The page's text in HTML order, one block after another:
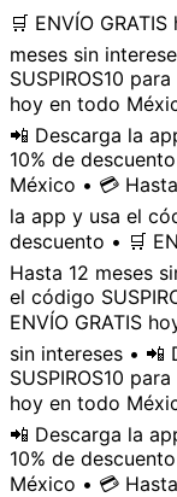
🛒 ENVÍO
meses sin
SUSPIROS10
hoy en todo
📲 Descarga la
10% de
México • 💳
la app y usa el
descuento • 🛒
Hasta 12 meses
el código
ENVÍO GRATIS
sin intereses • 📲
SUSPIROS10
hoy en todo
📲 Descarga la
10% de
México • 💳